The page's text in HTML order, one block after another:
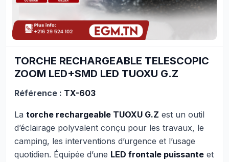
TORCHE RECHARGEABLE TELESCOPIC
ZOOM LED+SMD LED TUOXU G.Z
Référence : TX-603
La torche rechargeable TUOXU G.Z est un outil
d’éclairage polyvalent conçu pour les travaux, le
camping, les interventions d’urgence et l’usage
quotidien. Équipée d’une LED frontale puissante et